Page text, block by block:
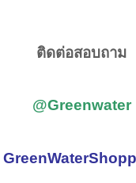
ติดต่อสอบถาม
@Greenwater